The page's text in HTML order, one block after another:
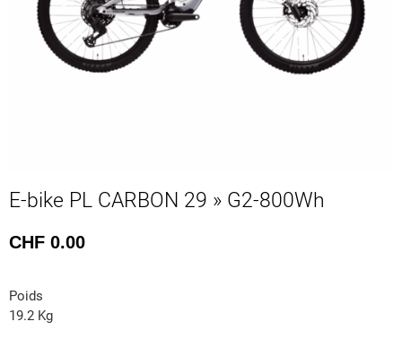
E-bike PL CARBON 29 » G2-800Wh
CHF 0.00
Poids
19.2 Kg